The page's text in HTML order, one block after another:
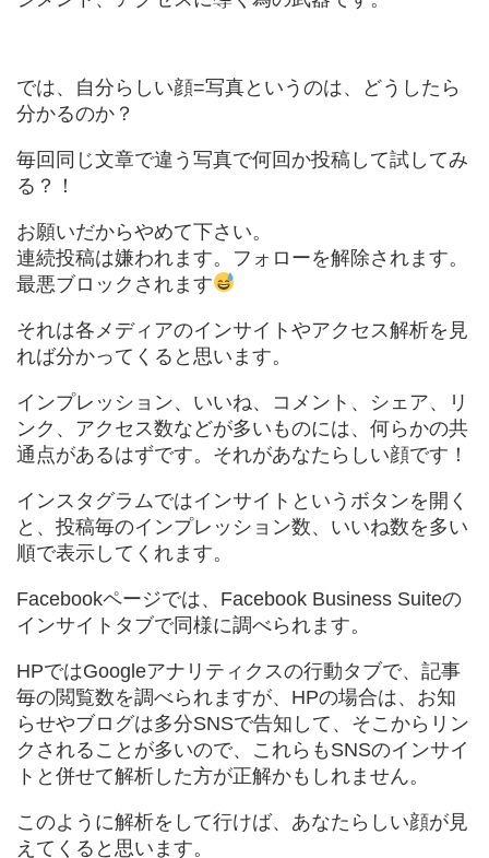
では、自分らしい顔=写真というのは、どうしたら
分かるのか？
毎回同じ文章で違う写真で何回か投稿して試してみ
る？！
お願いだからやめて下さい。
連続投稿は嫌われます。フォローを解除されます。
最悪ブロックされます
それは各メディアのインサイトやアクセス解析を見
れば分かってくると思います。
インプレッション、いいね、コメント、シェア、リ
ンク、アクセス数などが多いものには、何らかの共
通点があるはずです。それがあなたらしい顔です！
インスタグラムではインサイトというボタンを開く
と、投稿毎のインプレッション数、いいね数を多い
順で表示してくれます。
Facebookページでは、Facebook Business Suiteの
インサイトタブで同様に調べられます。
HPではGoogleアナリティクスの行動タブで、記事
毎の閲覧数を調べられますが、HPの場合は、お知
らせやブログは多分SNSで告知して、そこからリン
クされることが多いので、これらもSNSのインサイ
トと併せて解析した方が正解かもしれません。
このように解析をして行けば、あなたらしい顔が見
えてくると思います。